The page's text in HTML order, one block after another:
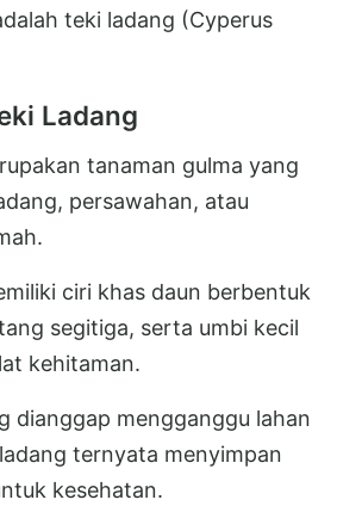
teki ladang (Cyperus
Ladang
tanaman gulma yang
persawahan, atau
ciri khas daun berbentuk
segitiga, serta umbi kecil
kehitaman.
dianggap mengganggu lahan
ternyata menyimpan
kesehatan.